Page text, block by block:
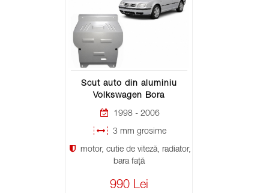
Scut auto din aluminiu
Volkswagen Bora
1998 - 2006
3 mm grosime
motor, cutie de viteză, radiator,
bara față
990 Lei